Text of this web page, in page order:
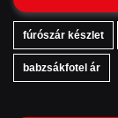
fúrószár készlet
babzsákfotel ár